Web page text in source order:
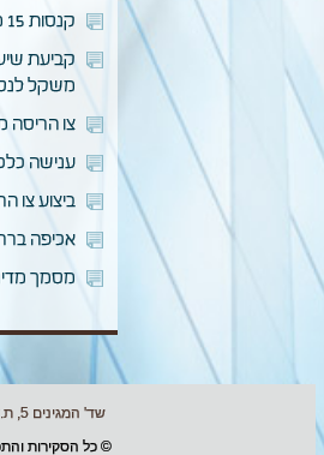
קנסות 15 מליון ש"ח בתיק ירקונים (ת"פ (כ"ס) 18398-07-12 מדינת ישראל נ' עמוס לוזון ואח'
קביעת
משקל
צו הריסה מנהלי
ענישה
ביצוע צו
אכיפה בררנית
מסמך
שד' המגינים 5, ת.ד. 39, חיפה 3309163 | טלפון: 04-8626555 | פקס: 04-8622996 |
© כל הסקירות